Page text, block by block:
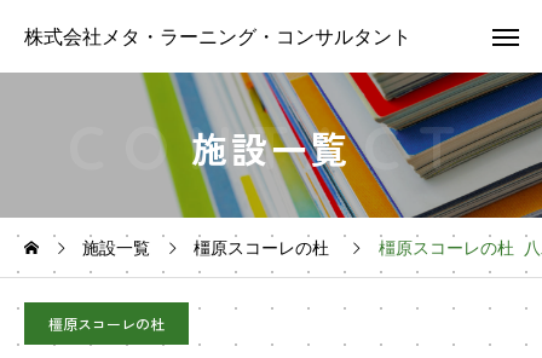
株式会社メタ・ラーニング・コンサルタント
施設一覧
施設一覧 橿原スコーレの杜 橿原スコーレの杜
橿原スコーレの杜